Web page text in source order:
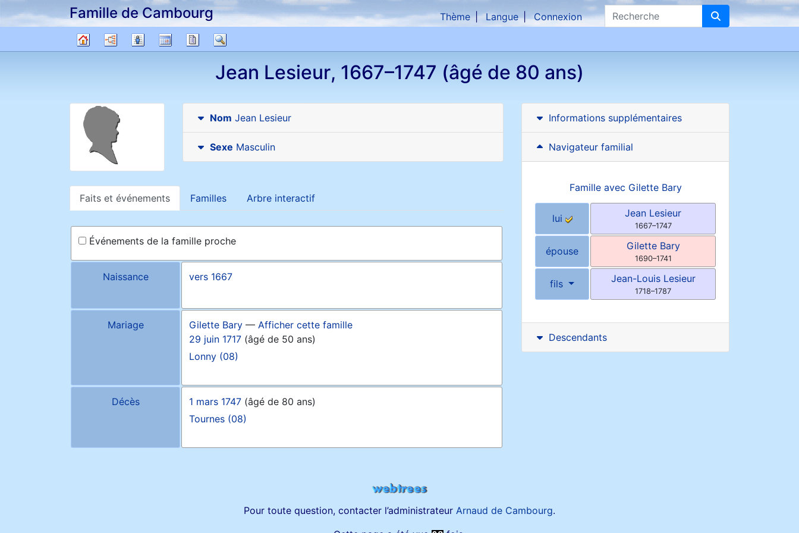
Passer au contenu
Famille de Cambourg Recherche
Thème Langue Connexion
Diagrammes
Listes CalendrierRapports
Jean Lesieur, 1667–1747 (âgé de 80 ans)
Nom Jean Lesieur
Sexe Masculin
Faits et événements Familles Arbre interactif
Événements de la famille proche
Naissance vers 1667
Mariage Gilette Bary — Afficher cette famille
29 juin 1717 (âgé de 50 ans)
Lonny (08)
Décès 1 mars 1747 (âgé de 80 ans)
Tournes (08)
Informations supplémentaires
Navigateur familial
Famille avec Gilette Bary
lui Jean Lesieur
1667–1747
épouse Gilette Bary
1690–1741
fils Jean-Louis Lesieur
1718–1787
Descendants
Pour toute question, contacter l’administrateur Arnaud de Cambourg.